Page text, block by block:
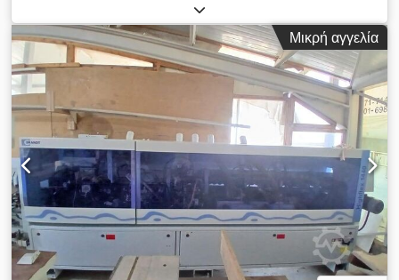
ABS άκρης (mm) 3 Πάχος ακμής μασίφ ξύλου (mm) 12
Ταχύτητα προώθησης 20 m/min Χειροκίνητη καθοδήγηση
εισαγωγής Προφρεζαδόρος Μονάδα επικόλλησης και προτήξης
EVA Πλάκα συγκράτησης άκρης Μονάδα κοπής Μονάδα
επικάλυψης με δύο κινητήρες Μονάδα φαλτσοκοπής με δύο
κινητήρες και NC ρύθμιση Μονάδα στρογγυλοποίησης με δύο
κινητήρες Ξύστρα ακμών Ξύστρα κόλλας Μονάδα
βουρτσίσματος Chedpsw Db Rfjfx Afloa
Μικρή αγγελία